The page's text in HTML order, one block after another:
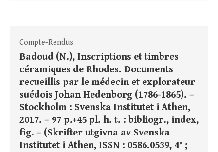
Compte-Rendus
Badoud (N.), Inscriptions et timbres
céramiques de Rhodes. Documents
recueillis par le médecin et explorateur
suédois Johan Hedenborg (1786-1865). –
Stockholm : Svenska Institutet i Athen,
2017. – 97 p.+45 pl. h. t. : bibliogr., index,
fig. – (Skrifter utgivna av Svenska
Institutet i Athen, ISSN : 0586.0539, 4° ;